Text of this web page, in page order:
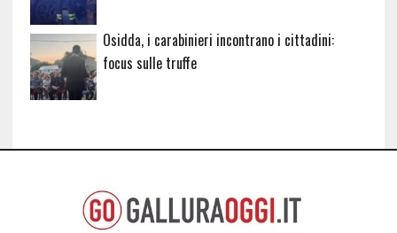
Osidda, i carabinieri incontrano i cittadini:
focus sulle truffe